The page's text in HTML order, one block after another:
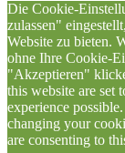
Die Cookie-
zulassen"
Website zu bieten.
ohne Ihre Cookie-
"Akzeptieren"
this website are set
experience
changing your
are consenting to